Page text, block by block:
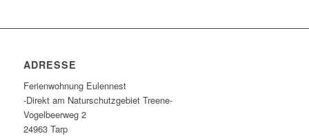
ADRESSE
Ferienwohnung Eulennest
-Direkt am Naturschutzgebiet Treene-
Vogelbeerweg 2
24963 Tarp